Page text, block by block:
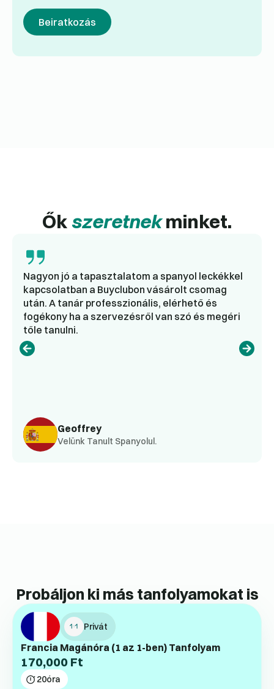
Beiratkozás
Őkszeretnekminket.
Geoffrey
Velünk Tanult Spanyolul.
Nagyon jó a tapasztalatom a spanyol leckékkel
kapcsolatban a Buyclubon vásárolt csomag
után. A tanár professzionális, elérhető és
fogékony ha a szervezésről van szó és megéri
tőle tanulni.
Probáljon ki más tanfolyamokat is
Privát
Francia Magánóra (1 az 1-ben) Tanfolyam
170,000 Ft
20óra